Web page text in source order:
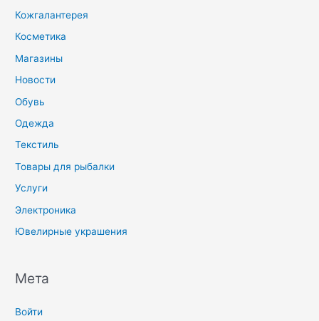
Кожгалантерея
Косметика
Магазины
Новости
Обувь
Одежда
Текстиль
Товары для рыбалки
Услуги
Электроника
Ювелирные украшения
Мета
Войти